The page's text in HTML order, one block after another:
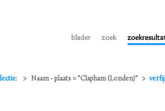
blader zoek
Naam - plaats = "Clapham (Londen)"